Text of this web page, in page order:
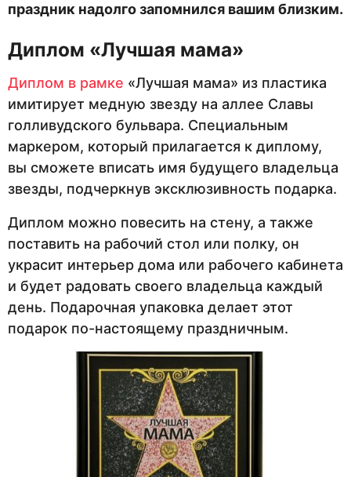
праздник надолго запомнился вашим близким.
Диплом «Лучшая мама»
Диплом в рамке «Лучшая мама» из пластика
имитирует медную звезду на аллее Славы
голливудского бульвара. Специальным
маркером, который прилагается к диплому,
вы сможете вписать имя будущего владельца
звезды, подчеркнув эксклюзивность подарка.
Диплом можно повесить на стену, а также
поставить на рабочий стол или полку, он
украсит интерьер дома или рабочего кабинета
и будет радовать своего владельца каждый
день. Подарочная упаковка делает этот
подарок по-настоящему праздничным.